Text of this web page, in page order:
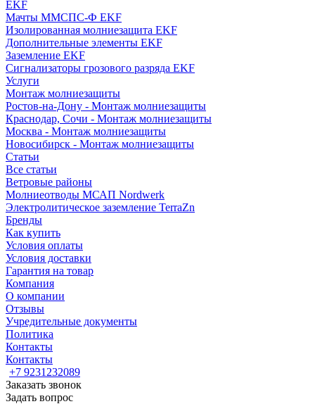
EKF
Мачты ММСПС-Ф EKF
Изолированная молниезащита EKF
Дополнительные элементы EKF
Заземление EKF
Сигнализаторы грозового разряда EKF
Услуги
Монтаж молниезащиты
Ростов-на-Дону - Монтаж молниезащиты
Краснодар, Сочи - Монтаж молниезащиты
Москва - Монтаж молниезащиты
Новосибирск - Монтаж молниезащиты
Статьи
Все статьи
Ветровые районы
Молниеотводы МСАП Nordwerk
Электролитическое заземление TerraZn
Бренды
Как купить
Условия оплаты
Условия доставки
Гарантия на товар
Компания
О компании
Отзывы
Учредительные документы
Политика
Контакты
Контакты
+7 9231232089
Заказать звонок
Задать вопрос